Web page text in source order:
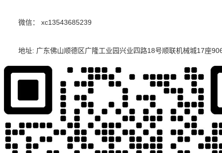
微信： xc13543685239
地址: 广东佛山顺德区广隆工业园兴业四路18号顺联机械城17座